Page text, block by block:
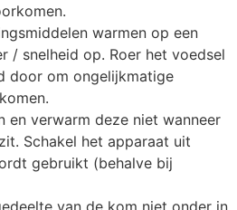
warmen op een
/ snelheid op. Roer het voedsel
door om ongelijkmatige
en verwarm deze niet wanneer
Schakel het apparaat uit
gebruikt (behalve bij
van de kom niet onder in